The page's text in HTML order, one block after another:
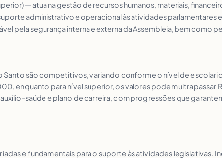
— atua na gestão de recursos humanos, materiais,
administrativo e operacional às atividades parlamentares
pela segurança interna e externa da Assembleia, bem como
Santo são competitivos, variando conforme o nível de
enquanto para nível superior, os valores podem
saúde e plano de carreira, com progressões que
e fundamentais para o suporte às atividades